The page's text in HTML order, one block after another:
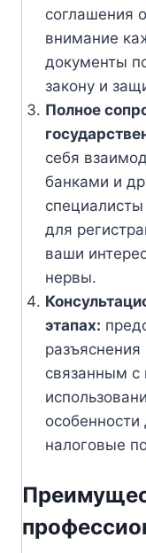
соглашения
внимание
документы
закону и
Полное
себя
банками и
для
ваши
нервы.
этапах:
связанным
особенности
налоговые